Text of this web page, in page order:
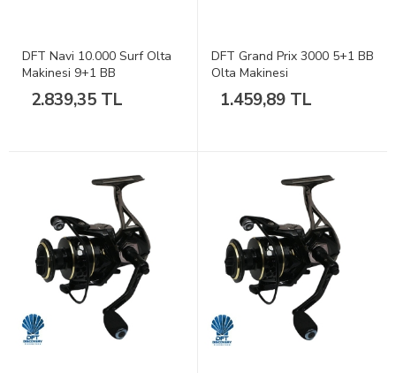
DFT Navi 10.000 Surf Olta
Makinesi 9+1 BB
2.839,35 TL
DFT Grand Prix 3000 5+1 BB
Olta Makinesi
1.459,89 TL